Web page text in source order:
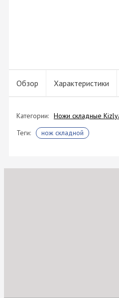
Обзор Характеристики
Категории: Ножи складные
Теги:
нож складной